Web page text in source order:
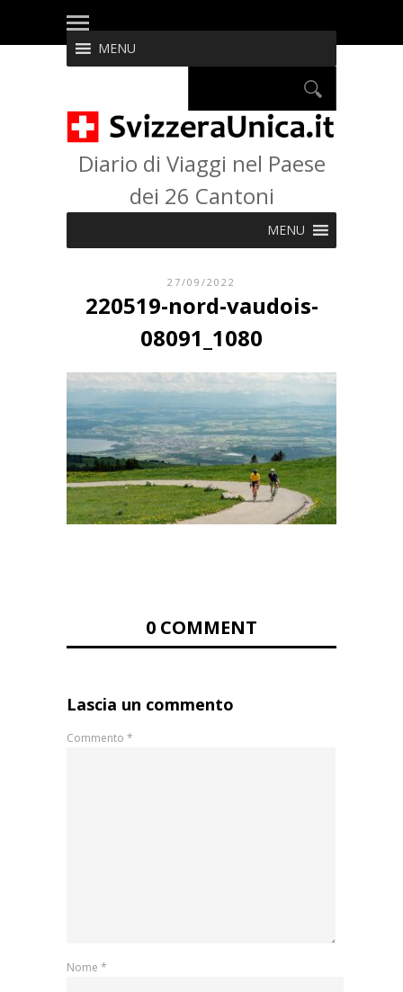
MENU
Diario di Viaggi nel Paese
dei 26 Cantoni
MENU
27/09/2022
220519-nord-vaudois-
08091_1080
0 COMMENT
Lascia un commento
Commento *
Nome *